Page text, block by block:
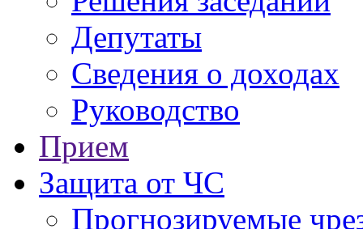
Депутаты
Сведения о доходах
Руководство
Прием
Защита от ЧС
Прогнозируемые